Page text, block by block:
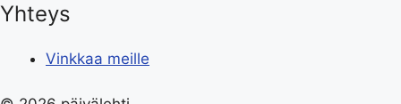
Yhteys
Vinkkaa meille